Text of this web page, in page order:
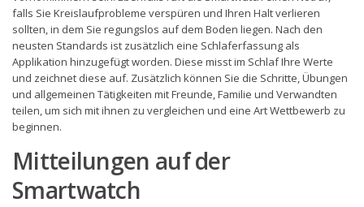
falls Sie Kreislaufprobleme verspüren und Ihren Halt verlieren
sollten, in dem Sie regungslos auf dem Boden liegen. Nach den
neusten Standards ist zusätzlich eine Schlaferfassung als
Applikation hinzugefügt worden. Diese misst im Schlaf Ihre Werte
und zeichnet diese auf. Zusätzlich können Sie die Schritte, Übungen
und allgemeinen Tätigkeiten mit Freunde, Familie und Verwandten
teilen, um sich mit ihnen zu vergleichen und eine Art Wettbewerb zu
beginnen.
Mitteilungen auf der
Smartwatch